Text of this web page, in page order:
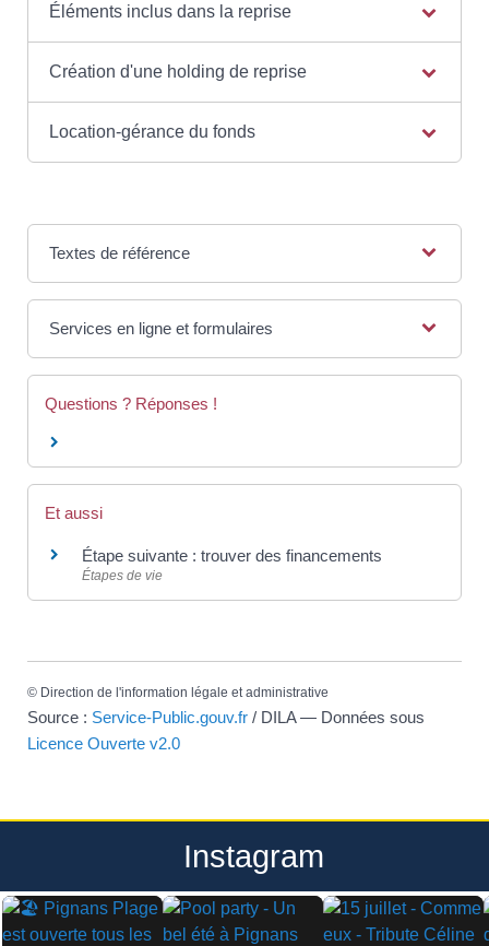
Éléments inclus dans la reprise
Création d'une holding de reprise
Location-gérance du fonds
Textes de référence
Services en ligne et formulaires
Questions ? Réponses !
Et aussi
Étape suivante : trouver des financements
Étapes de vie
© Direction de l'information légale et administrative
Source : Service-Public.gouv.fr / DILA — Données sous
Licence Ouverte v2.0
Instagram